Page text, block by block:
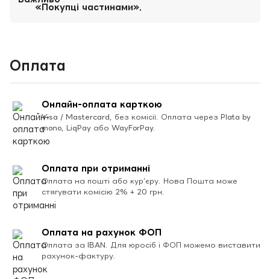
«Покупці частинами».
Оплата
Онлайн-оплата карткою
Visa / Mastercard, без комісії. Оплата через Plata by
mono, LiqPay або WayForPay.
Оплата при отриманні
Оплата на пошті або кур’єру. Нова Пошта може
стягувати комісію 2% + 20 грн.
Оплата на рахунок ФОП
Оплата за IBAN. Для юросіб і ФОП можемо виставити
рахунок-фактуру.